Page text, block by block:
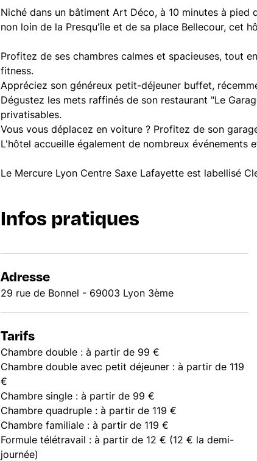
Niché dans un bâtiment Art Déco, à 10 minutes à
non loin de la Presqu'île et de sa place Bellecour, cet
Profitez de ses chambres calmes et spacieuses, tout
fitness.
Appréciez son généreux petit-déjeuner buffet,
Dégustez les mets raffinés de son restaurant "Le
privatisables.
Vous vous déplacez en voiture ? Profitez de son
L'hôtel accueille également de nombreux événements
Le Mercure Lyon Centre Saxe Lafayette est labellisé
Infos pratiques
Adresse
29 rue de Bonnel - 69003 Lyon 3ème
Tarifs
Chambre double : à partir de 99 €
Chambre double avec petit déjeuner : à partir de 119
€
Chambre single : à partir de 99 €
Chambre quadruple : à partir de 119 €
Chambre familiale : à partir de 119 €
Formule télétravail : à partir de 12 € (12 € la demi-
journée)